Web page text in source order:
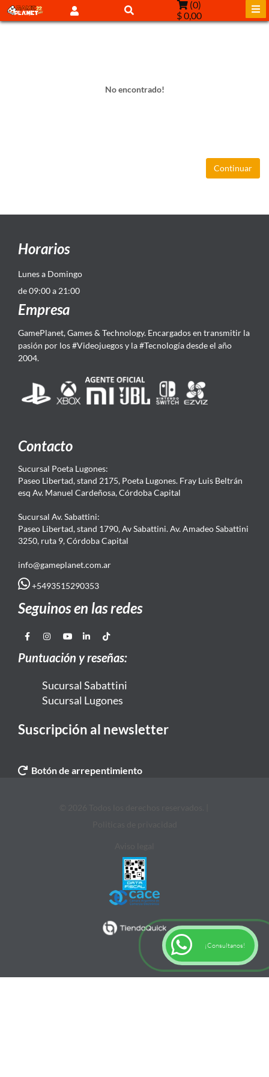
(0)
$ 0,00
No encontrado!
Continuar
Horarios
Lunes a Domingo
de 09:00 a 21:00
Empresa
GamePlanet, Games & Technology. Encargados en transmitir la
pasión por los #Videojuegos y la #Tecnología desde el año
2004.
Contacto
Sucursal Poeta Lugones:
Paseo Libertad, stand 2175, Poeta Lugones. Fray Luis Beltrán
esq Av. Manuel Cardeñosa, Córdoba Capital
Sucursal Av. Sabattini:
Paseo Libertad, stand 1790, Av Sabattini. Av. Amadeo Sabattini
3250, ruta 9, Córdoba Capital
info@gameplanet.com.ar
+5493515290353
Seguinos en las redes
Puntuación y reseñas:
Sucursal Sabattini
Sucursal Lugones
Suscripción al newsletter
Botón de arrepentimiento
¡Consultanos!